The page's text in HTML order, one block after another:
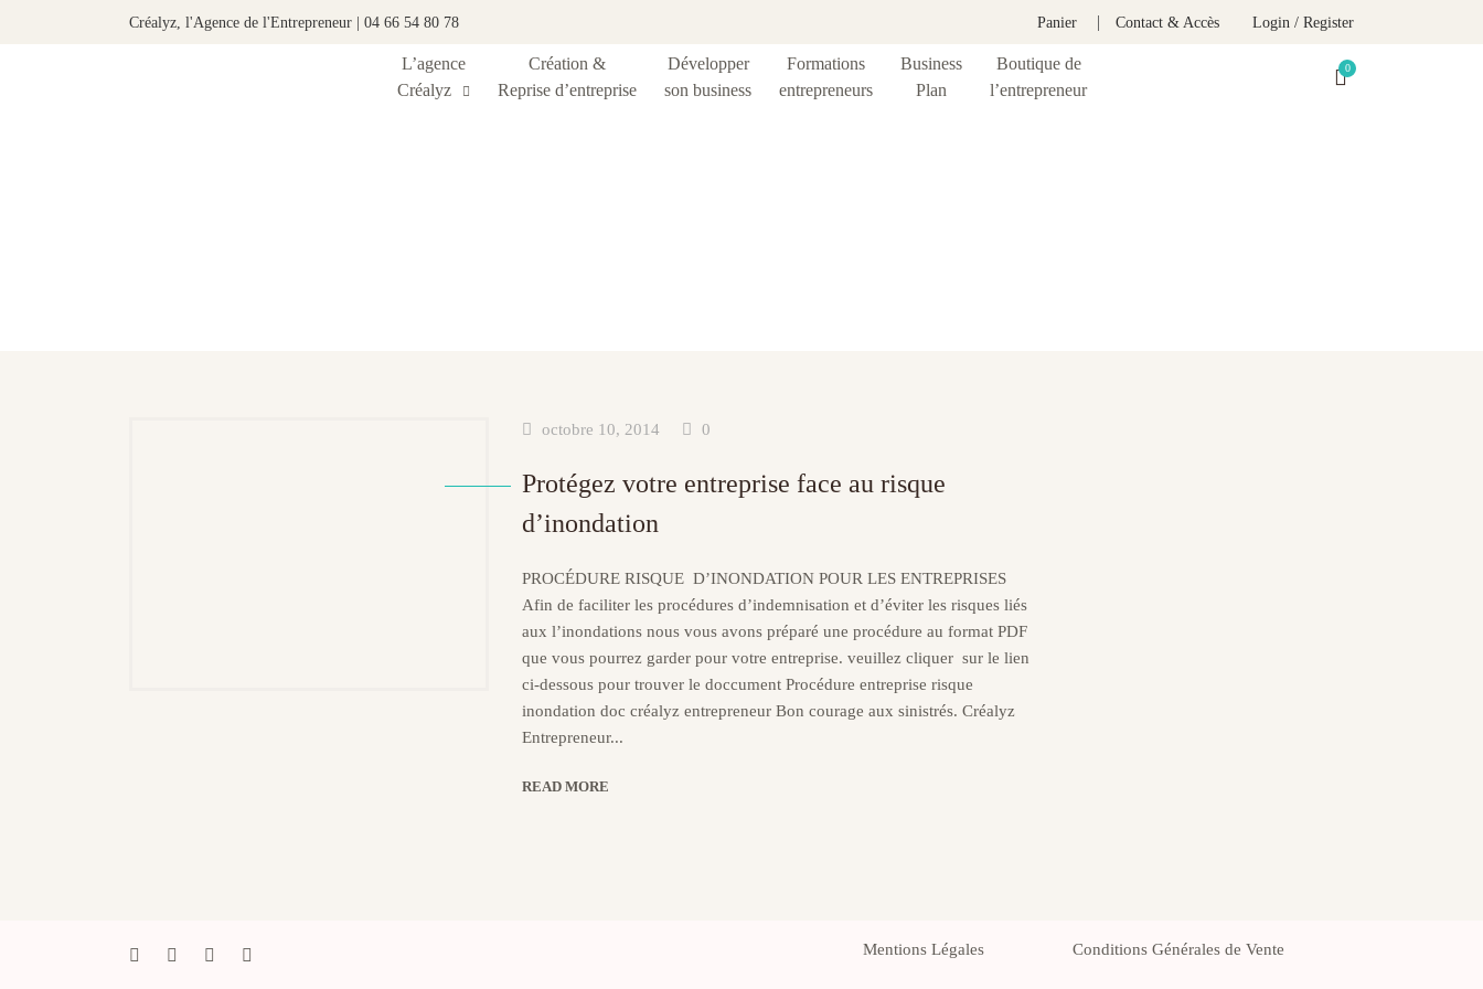
Créalyz, l'Agence de l'Entrepreneur | 04 66 54 80 78 Panier Contact & Accès Login / Register
L’agence
Créalyz
Création &
Reprise d’entreprise
Développer
son business
Formations
entrepreneurs
Business
Plan
Boutique de
l’entrepreneur
octobre 10, 2014 0
Protégez votre entreprise face au risque
d’inondation
PROCÉDURE RISQUE D’INONDATION POUR LES ENTREPRISES
Afin de faciliter les procédures d’indemnisation et d’éviter les risques liés
aux l’inondations nous vous avons préparé une procédure au format PDF
que vous pourrez garder pour votre entreprise. veuillez cliquer sur le lien
ci-dessous pour trouver le doccument Procédure entreprise risque
inondation doc créalyz entrepreneur Bon courage aux sinistrés. Créalyz
Entrepreneur...
READ MORE
Mentions Légales Conditions Générales de Vente